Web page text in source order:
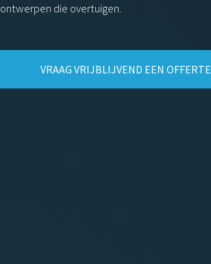
ontwerpen die overtuigen.
VRAAG VRIJBLIJVEND EEN OFFERTE